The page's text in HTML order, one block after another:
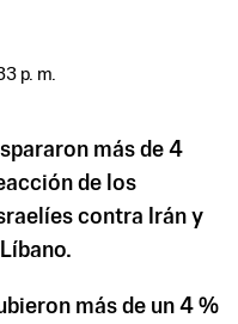
p. m.
más de 4
de los
contra Irán y
más de un 4 %